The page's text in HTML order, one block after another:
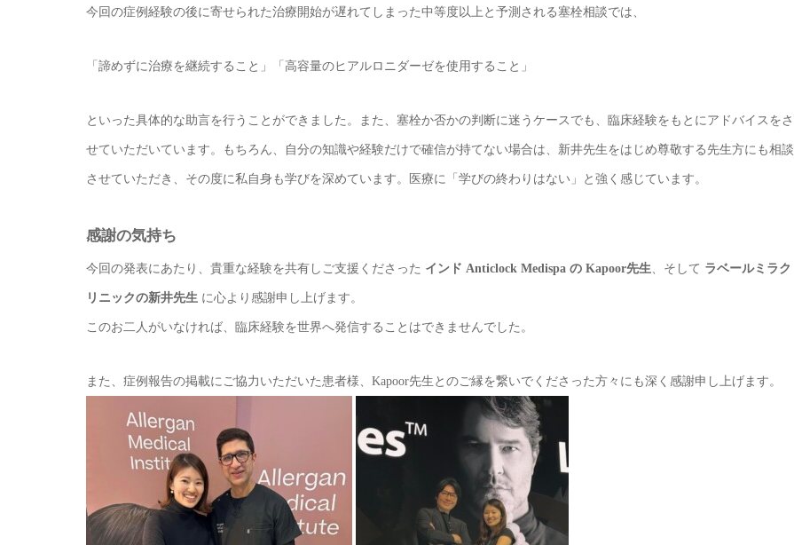
今回の症例経験の後に寄せられた治療開始が遅れてしまった中等度以上と予測される塞栓相談では、
「諦めずに治療を継続すること」「高容量のヒアルロニダーゼを使用すること」
といった具体的な助言を行うことができました。また、塞栓か否かの判断に迷うケースでも、臨床経験をもとにアドバイスをさ
せていただいています。もちろん、自分の知識や経験だけで確信が持てない場合は、新井先生をはじめ尊敬する先生方にも相談
させていただき、その度に私自身も学びを深めています。医療に「学びの終わりはない」と強く感じています。
感謝の気持ち
今回の発表にあたり、貴重な経験を共有しご支援くださった インド Anticlock Medispa の Kapoor先生 、そして ラベールミラク
リニックの新井先生 に心より感謝申し上げます。
このお二人がいなければ、臨床経験を世界へ発信することはできませんでした。
また、症例報告の掲載にご協力いただいた患者様、Kapoor先生とのご縁を繋いでくださった方々にも深く感謝申し上げます。